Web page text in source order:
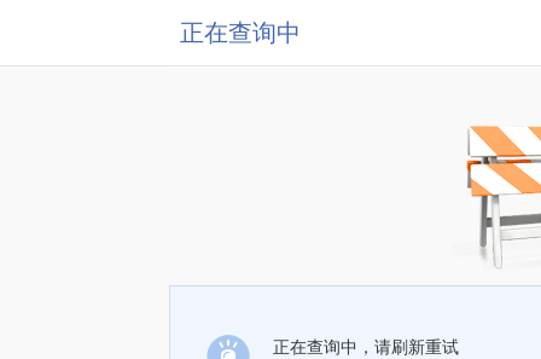
正在查询中
正在查询中，请刷新重试